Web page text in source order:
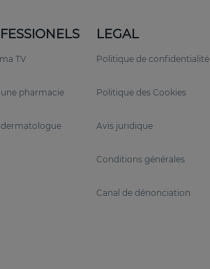
TV
une pharmacie
dermatologue
LEGAL
Politique de confidentialité
Politique des Cookies
Avis juridique
Conditions générales
Canal de dénonciation